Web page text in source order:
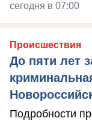
сегодня в 07:00
Происшествия
До пяти лет
Подробности